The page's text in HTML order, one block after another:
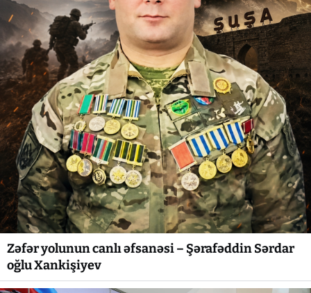
Zəfər yolunun canlı əfsanəsi – Şərafəddin Sərdar
oğlu Xankişiyev